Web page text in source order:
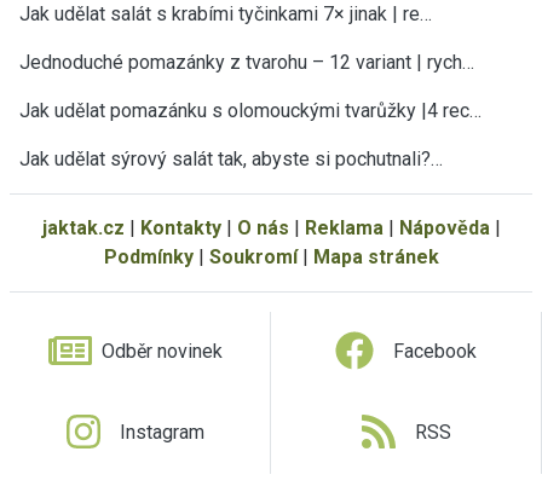
Jak udělat salát s krabími tyčinkami 7× jinak | re…
Jednoduché pomazánky z tvarohu – 12 variant | rych…
Jak udělat pomazánku s olomouckými tvarůžky |4 rec…
Jak udělat sýrový salát tak, abyste si pochutnali?…
jaktak.cz | Kontakty| O nás | Reklama| Nápověda|
Podmínky| Soukromí| Mapa stránek
Odběr novinek Facebook
Instagram RSS